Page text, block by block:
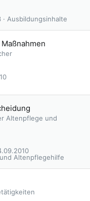
Ausbildungsinhalte
Altenpflege und
Altenpflegehilfe